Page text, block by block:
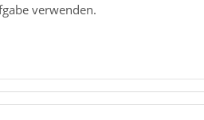
verwenden.